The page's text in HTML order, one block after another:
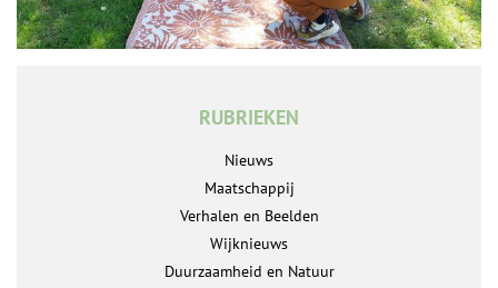
RUBRIEKEN
Nieuws
Maatschappij
Verhalen en Beelden
Wijknieuws
Duurzaamheid en Natuur